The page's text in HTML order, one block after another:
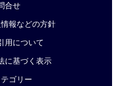
合せ
報などの方針
用について
に基づく表示
ゴリー